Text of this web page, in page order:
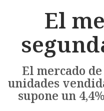
El
El mercado
unidades
supone un